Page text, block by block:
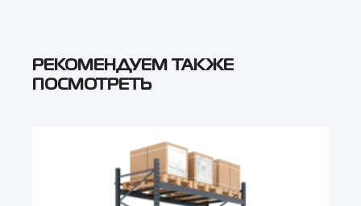
РЕКОМЕНДУЕМ ТАКЖЕ
ПОСМОТРЕТЬ